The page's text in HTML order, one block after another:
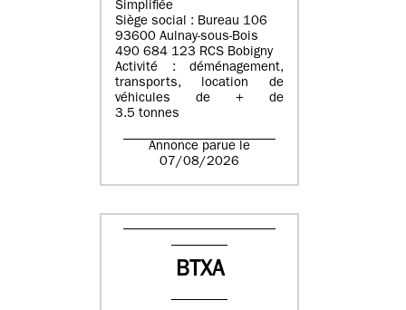
Simplifiée
Siège social : Bureau 106
93600 Aulnay-sous-Bois
490 684 123 RCS Bobigny
Activité : déménagement,
transports, location de
véhicules de + de
3.5 tonnes
Annonce parue le
07/08/2026
BTXA